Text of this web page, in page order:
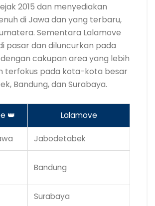
2015 dan menyediakan
di Jawa dan yang terbaru,
Sementara Lalamove
pasar dan diluncurkan pada
dengan cakupan area yang lebih
terfokus pada kota-kota besar
Bandung, dan Surabaya.
👑 Lalamove
Jabodetabek
Bandung
Surabaya